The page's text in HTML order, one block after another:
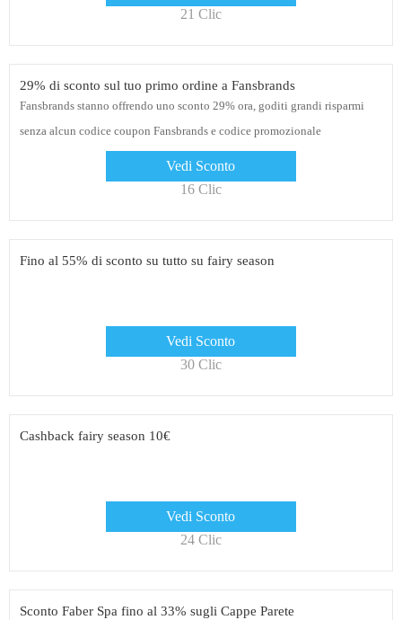
21 Clic
29% di sconto sul tuo primo ordine a Fansbrands
Fansbrands stanno offrendo uno sconto 29% ora, goditi grandi risparmi
senza alcun codice coupon Fansbrands e codice promozionale
Vedi Sconto
16 Clic
Fino al 55% di sconto su tutto su fairy season
Vedi Sconto
30 Clic
Cashback fairy season 10€
Vedi Sconto
24 Clic
Sconto Faber Spa fino al 33% sugli Cappe Parete